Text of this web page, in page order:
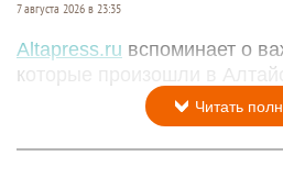
7 августа 2026 в 23:35
Altapress.ru вспоминает о
которые произошли в
Читать